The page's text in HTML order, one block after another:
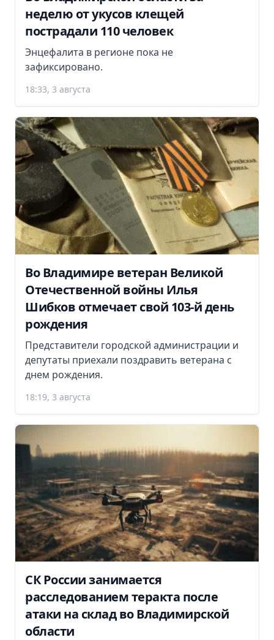
неделю от укусов клещей
пострадали 110 человек
Энцефалита в регионе пока не
зафиксировано.
18:33, 3 августа
Во Владимире ветеран Великой
Отечественной войны Илья
Шибков отмечает свой 103-й день
рождения
Представители городской администрации и
депутаты приехали поздравить ветерана с
днем рождения.
18:19, 3 августа
СК России занимается
расследованием теракта после
атаки на склад во Владимирской
области